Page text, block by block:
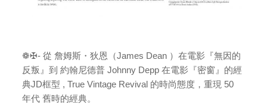
❁✠- 從 詹姆斯・狄恩（James Dean ）在電影『無因的
反叛』到 約翰尼德普 Johnny Depp 在電影『密窗』的經
典JD框型 , True Vintage Revival 的時尚態度，重現 50
年代 舊時的經典。